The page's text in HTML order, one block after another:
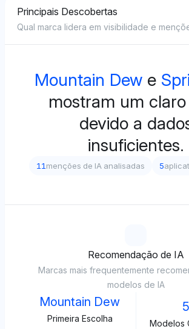
Principais Descobertas
Qual marca lidera em visibilidade e
Mountain Dew e
mostram um claro
devido a
insuficientes.
11 menções de IA analisadas 5
Recomendação de IA
Marcas mais frequentemente
modelos de IA
Mountain Dew
Primeira Escolha Modelos